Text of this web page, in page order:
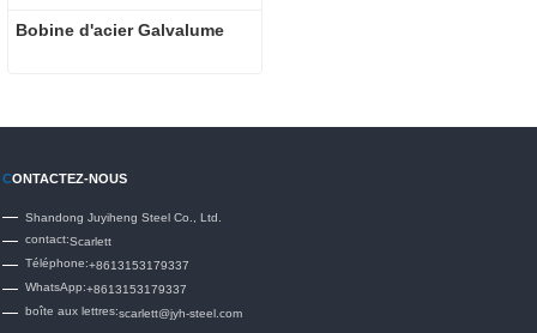
Bobine d'acier Galvalume
CONTACTEZ-NOUS
Shandong Juyiheng Steel Co., Ltd.
contact:Scarlett
Téléphone:+8613153179337
WhatsApp:+8613153179337
boîte aux lettres:scarlett@jyh-steel.com